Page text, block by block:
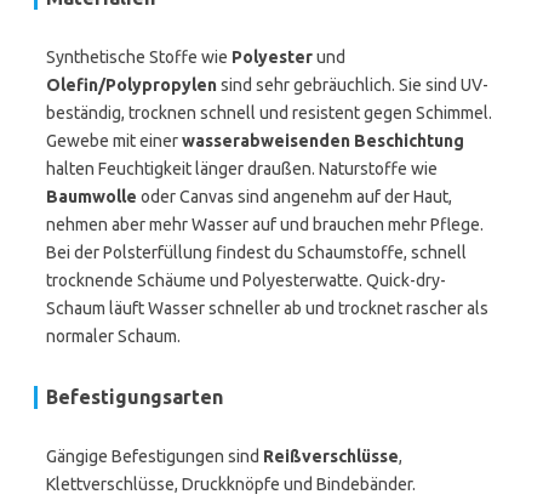
Synthetische Stoffe wie Polyesterund
Olefin/Polypropylensind sehr gebräuchlich. Sie sind UV-
beständig, trocknen schnell und resistent gegen Schimmel.
Gewebe mit einerwasserabweisenden Beschichtung
halten Feuchtigkeit länger draußen. Naturstoffe wie
Baumwolle oder Canvas sind angenehm auf der Haut,
nehmen aber mehr Wasser auf und brauchen mehr Pflege.
Bei der Polsterfüllung findest du Schaumstoffe, schnell
trocknende Schäume und Polyesterwatte. Quick-dry-
Schaum läuft Wasser schneller ab und trocknet rascher als
normaler Schaum.
Befestigungsarten
Gängige Befestigungen sind Reißverschlüsse,
Klettverschlüsse, Druckknöpfe und Bindebänder.